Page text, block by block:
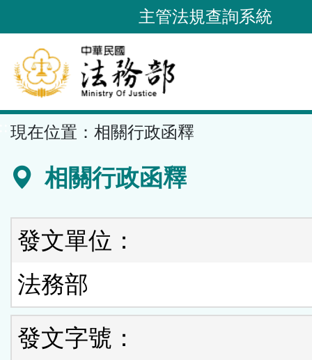
到
要
內
容
區
主管法規查詢系統
現在位置： 相關行政函釋
相關行政函釋
發文單位：
法務部
發文字號：